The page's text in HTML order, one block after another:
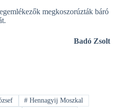
megkoszorúzták báró
Badó Zsolt
# Hennagyij Moszkal